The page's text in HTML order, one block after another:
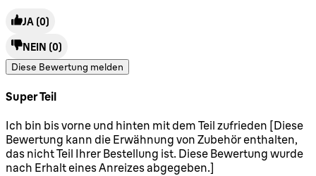
JA (0)
NEIN (0)
Diese Bewertung melden
Super Teil
5 Sterne von maximal 5
Ich bin bis vorne und hinten mit dem Teil zufrieden [Diese
Bewertung kann die Erwähnung von Zubehör enthalten,
das nicht Teil Ihrer Bestellung ist. Diese Bewertung wurde
nach Erhalt eines Anreizes abgegeben.]